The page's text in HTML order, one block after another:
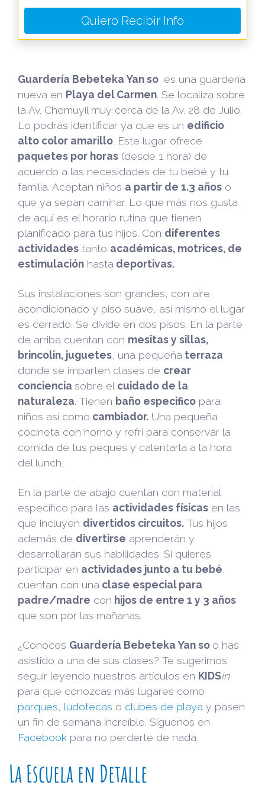
Quiero Recibir Info
Guardería Bebeteka Yan so es una guardería
nueva en Playa del Carmen . Se localiza sobre
la Av. Chemuyil muy cerca de la Av. 28 de Julio.
Lo podrás identificar ya que es un edificio
alto color amarillo . Este lugar ofrece
paquetes por horas (desde 1 hora) de
acuerdo a las necesidades de tu bebé y tu
familia. Aceptan niños a partir de 1.3 años o
que ya sepan caminar. Lo que más nos gusta
de aquí es el horario rutina que tienen
planificado para tus hijos. Con diferentes
actividades tanto académicas, motrices, de
estimulación hasta deportivas.
Sus instalaciones son grandes, con aire
acondicionado y piso suave, así mismo el lugar
es cerrado. Se divide en dos pisos. En la parte
de arriba cuentan con mesitas y sillas,
brincolin, juguetes , una pequeña terraza
donde se imparten clases de crear
conciencia sobre el cuidado de la
naturaleza . Tienen baño especifico para
niños así como cambiador. Una pequeña
cocineta con horno y refri para conservar la
comida de tus peques y calentarla a la hora
del lunch.
En la parte de abajo cuentan con material
específico para las actividades físicas en las
que incluyen divertidos circuitos. Tus hijos
además de divertirse aprenderán y
desarrollarán sus habilidades. Si quieres
participar en actividades junto a tu bebé
cuentan con una clase especial para
padre/madre con hijos de entre 1 y 3 años
que son por las mañanas.
¿Conoces Guardería Bebeteka Yan so o has
asistido a una de sus clases? Te sugerimos
seguir leyendo nuestros artículos en KIDSin
para que conozcas más lugares como
parques ludotecas o clubes de playa y pasen
un fin de semana increíble. Síguenos en
Facebook para no perderte de nada.
La Escuela en Detalle